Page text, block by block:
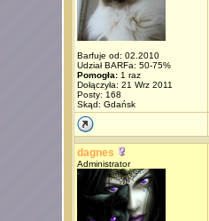
Barfuje od: 02.2010
Udział BARFa: 50-75%
Pomogła:1 raz
Dołączyła: 21 Wrz 2011
Posty: 168
Skąd: Gdańsk
dagnes
Administrator